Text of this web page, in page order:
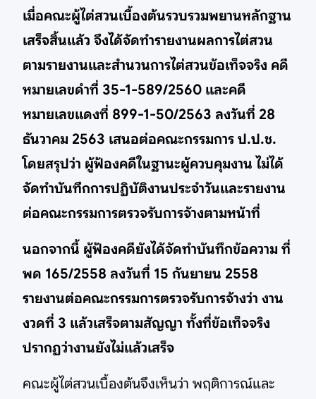
เมื่อคณะผู้ไต่สวนเบื้องต้นรวบรวมพยานหลักฐาน
เสร็จสิ้นแล้ว จึงได้จัดทำรายงานผลการไต่สวน
ตามรายงานและสำนวนการไต่สวนข้อเท็จจริง คดี
หมายเลขดำที่ 35-1-589/2560 และคดี
หมายเลขแดงที่ 899-1-50/2563 ลงวันที่ 28
ธันวาคม 2563 เสนอต่อคณะกรรมการ ป.ป.ช.
โดยสรุปว่า ผู้ฟ้องคดีในฐานะผู้ควบคุมงาน ไม่ได้
จัดทำบันทึกการปฏิบัติงานประจำวันและรายงาน
ต่อคณะกรรมการตรวจรับการจ้างตามหน้าที่
นอกจากนี้ ผู้ฟ้องคดียังได้จัดทำบันทึกข้อความ ที่
พด 165/2558 ลงวันที่ 15 กันยายน 2558
รายงานต่อคณะกรรมการตรวจรับการจ้างว่า งาน
งวดที่ 3 แล้วเสร็จตามสัญญา ทั้งที่ข้อเท็จจริง
ปรากฏว่างานยังไม่แล้วเสร็จ
คณะผู้ไต่สวนเบื้องต้นจึงเห็นว่า พฤติการณ์และ